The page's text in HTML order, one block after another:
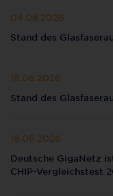
04.08.2026
Stand des
18.06.2026
Stand des
18.06.2026
Deutsche GigaNetz
CHIP-Vergleichstest